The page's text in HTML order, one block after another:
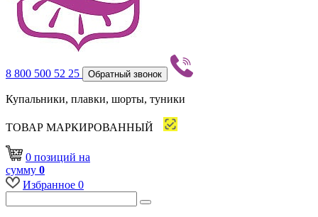
8 800 500 52 25 Обратный звонок
Купальники, плавки, шорты, туники
ТОВАР МАРКИРОВАННЫЙ
0 позиций на
сумму 0
Избранное 0